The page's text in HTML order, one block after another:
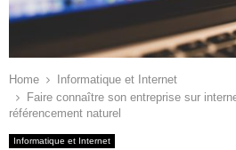
Home
Informatique et Internet
Faire connaître son entreprise sur
référencement naturel
Informatique et Internet